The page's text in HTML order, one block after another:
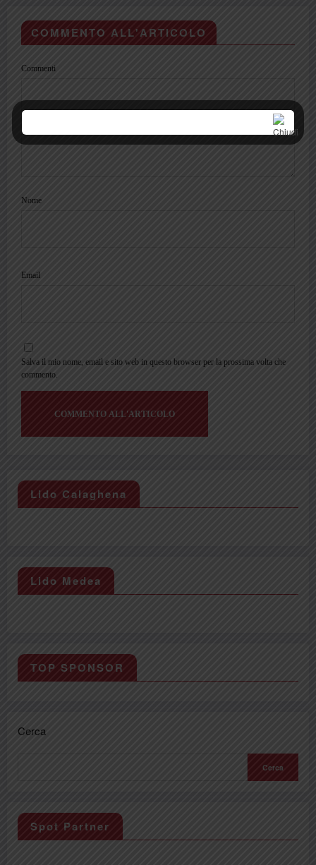
COMMENTO ALL'ARTICOLO
Commenti
Nome
Email
Salva il mio nome, email e sito web in questo browser per la prossima volta che
commento.
Lido Calaghena
Lido Medea
TOP SPONSOR
Cerca
Cerca
Spot Partner